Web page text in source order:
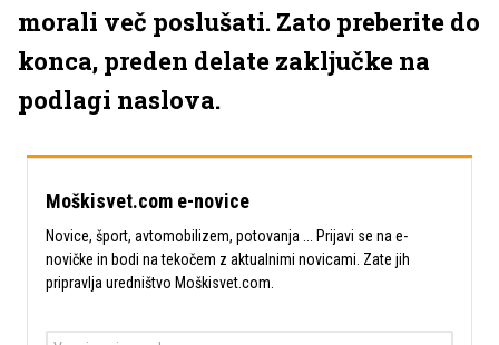
morali več poslušati. Zato preberite do
konca, preden delate zaključke na
podlagi naslova.
Moškisvet.com e-novice
Novice, šport, avtomobilizem, potovanja ... Prijavi se na e-
novičke in bodi na tekočem z aktualnimi novicami. Zate jih
pripravlja uredništvo Moškisvet.com.